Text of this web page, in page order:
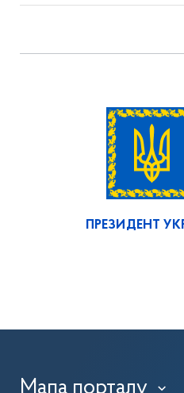
ПРЕЗИДЕНТ
Мапа порталу ›